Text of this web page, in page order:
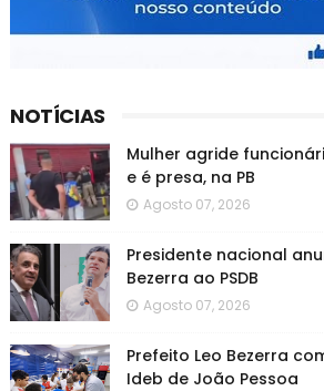
NOTÍCIAS
Mulher agride
e é presa, na PB
Agosto 07, 2026
Presidente nacional
Bezerra ao PSDB
Agosto 07, 2026
Prefeito Leo Bezerra
Ideb de João Pessoa